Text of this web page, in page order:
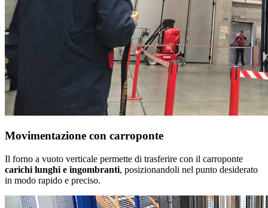
Movimentazione con carroponte
Il forno a vuoto verticale permette di trasferire con il carroponte
carichi lunghi e ingombranti, posizionandoli nel punto desiderato
in modo rapido e preciso.